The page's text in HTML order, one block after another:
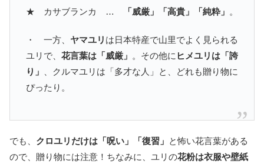
★ カサブランカ … 「威厳」「高貴」「純粋」 。
・ 一方、 ヤマユリ は日本特産で山里でよく見られる
ユリで、 花言葉は「威厳」 。その他に ヒメユリは「誇
り」
、クルマユリは「多才な人」と、どれも贈り物に
ぴったり。
でも、 クロユリだけは「呪い」「復習」 と怖い花言葉がある
ので、贈り物には注意！ちなみに、ユリの花粉は衣服や壁紙